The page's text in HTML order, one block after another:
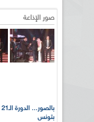
صور الإذاعة
بتونس